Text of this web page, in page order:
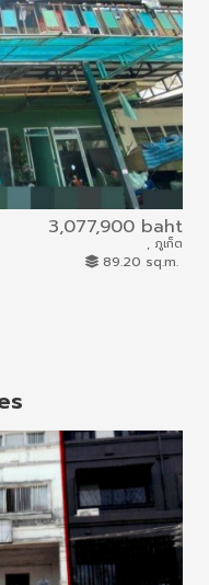
3,077,900 baht
, ภูเก็ต
89.20 sq.m.